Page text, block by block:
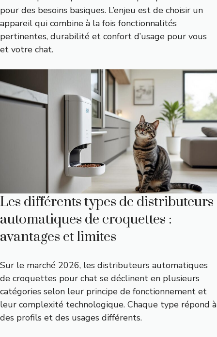
pour des besoins basiques. L’enjeu est de choisir un
appareil qui combine à la fois fonctionnalités
pertinentes, durabilité et confort d’usage pour vous
et votre chat.
Les différents types de distributeurs
automatiques de croquettes :
avantages et limites
Sur le marché 2026, les distributeurs automatiques
de croquettes pour chat se déclinent en plusieurs
catégories selon leur principe de fonctionnement et
leur complexité technologique. Chaque type répond à
des profils et des usages différents.